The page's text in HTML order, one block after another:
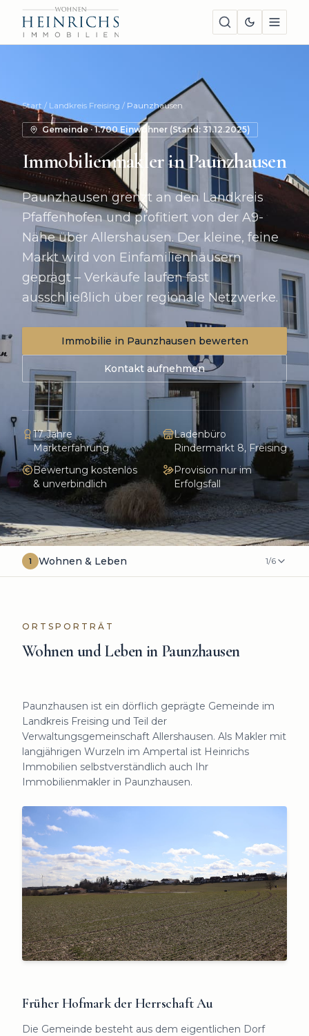
Start / Landkreis Freising / Paunzhausen
Gemeinde·1.700Einwohner (Stand: 31.12.2025)
Immobilienmakler inPaunzhausen
Paunzhausen grenzt an den Landkreis
Pfaffenhofen und profitiert von der A9-
Nähe über Allershausen. Der kleine, feine
Markt wird von Einfamilienhäusern
geprägt – Verkäufe laufen fast
ausschließlich über regionale Netzwerke.
Immobilie in Paunzhausen bewerten
Kontakt aufnehmen
17 Jahre
Markterfahrung
Ladenbüro
Rindermarkt 8, Freising
Bewertung kostenlos
& unverbindlich
Provision nur im
Erfolgsfall
1 Wohnen & Leben 1/6
ORTSPORTRÄT
Wohnen und Leben in Paunzhausen
Paunzhausen ist ein dörflich geprägte Gemeinde im
Landkreis Freising und Teil der
Verwaltungsgemeinschaft Allershausen. Als Makler mit
langjährigen Wurzeln im Ampertal ist Heinrichs
Immobilien selbstverständlich auch Ihr
Immobilienmakler in Paunzhausen.
Früher Hofmark der Herrschaft Au
Die Gemeinde besteht aus dem eigentlichen Dorf